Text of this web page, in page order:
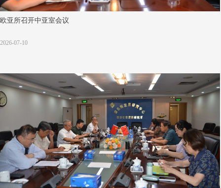
欧亚所召开中亚室会议
2026-07-10